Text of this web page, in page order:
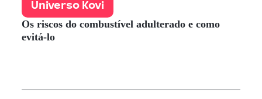
Universo Kovi
Os riscos do combustível adulterado e como
evitá-lo